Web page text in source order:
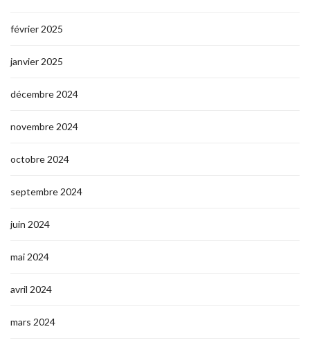
février 2025
janvier 2025
décembre 2024
novembre 2024
octobre 2024
septembre 2024
juin 2024
mai 2024
avril 2024
mars 2024